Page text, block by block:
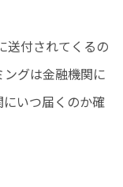
送付されてくるの
グは金融機関に
いつ届くのか確